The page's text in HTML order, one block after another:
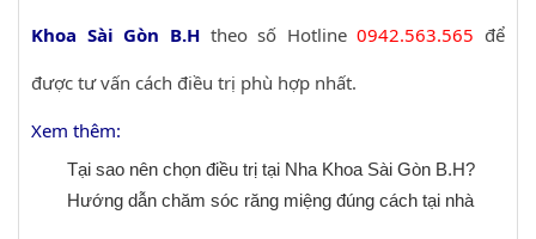
Khoa Sài Gòn B.Htheo số Hotline0942.563.565 để
được tư vấn cách điều trị phù hợp nhất.
Xem thêm:
Tại sao nên chọn điều trị tại Nha Khoa Sài Gòn B.H?
Hướng dẫn chăm sóc răng miệng đúng cách tại nhà